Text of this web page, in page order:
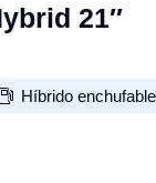
21″
Híbrido enchufable